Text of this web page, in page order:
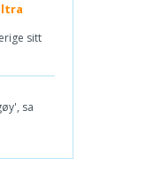
sitt
sa